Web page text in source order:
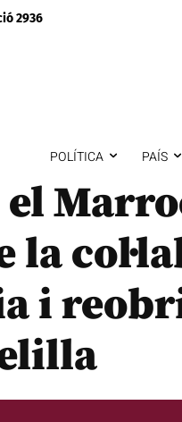
2936
POLÍTICA PAÍS
el
la
i